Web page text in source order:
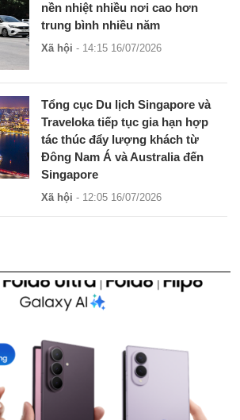
nền nhiệt nhiều nơi cao hơn
trung bình nhiều năm
Xã hội - 14:15 16/07/2026
Tổng cục Du lịch Singapore và
Traveloka tiếp tục gia hạn hợp
tác thúc đẩy lượng khách từ
Đông Nam Á và Australia đến
Singapore
Xã hội - 12:05 16/07/2026